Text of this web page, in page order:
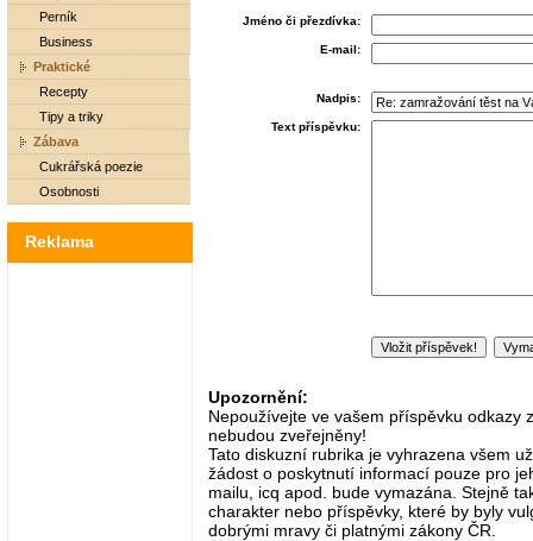
Perník
Business
Praktické
Recepty
Tipy a triky
Zábava
Cukrářská poezie
Osobnosti
Reklama
Jméno či přezdívka:
E-mail:
Nadpis:
Text příspěvku:
Upozornění:
Nepoužívejte ve vašem příspěvku odkazy
nebudou zveřejněny!
Tato diskuzní rubrika je vyhrazena všem
žádost o poskytnutí informací pouze pro
mailu, icq apod. bude vymazána. Stejně
charakter nebo příspěvky, které by byly
dobrými mravy či platnými zákony ČR.